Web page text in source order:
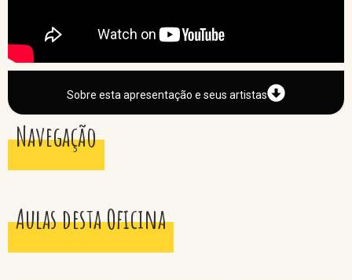
Sobre esta apresentação e seus artistas
Navegação
Aulas desta Oficina